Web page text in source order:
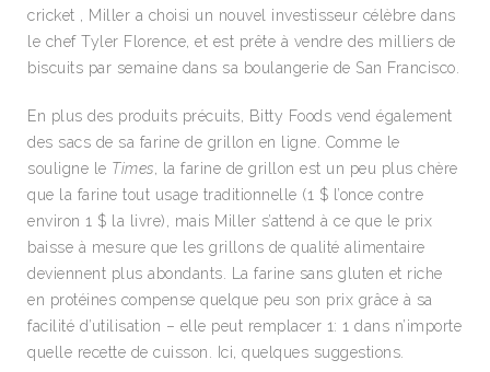
cricket , Miller a choisi un nouvel investisseur célèbre dans
le chef Tyler Florence, et est prête à vendre des milliers de
biscuits par semaine dans sa boulangerie de San Francisco.
En plus des produits précuits, Bitty Foods vend également
des sacs de sa farine de grillon en ligne. Comme le
souligne le Times, la farine de grillon est un peu plus chère
que la farine tout usage traditionnelle (1 $ l’once contre
environ 1 $ la livre), mais Miller s’attend à ce que le prix
baisse à mesure que les grillons de qualité alimentaire
deviennent plus abondants. La farine sans gluten et riche
en protéines compense quelque peu son prix grâce à sa
facilité d’utilisation – elle peut remplacer 1: 1 dans n’importe
quelle recette de cuisson. Ici, quelques suggestions.